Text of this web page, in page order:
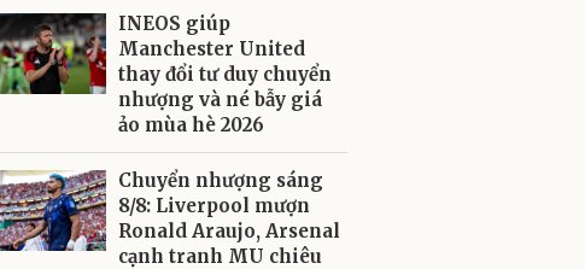
INEOS giúp
Manchester United
thay đổi tư duy chuyển
nhượng và né bẫy giá
ảo mùa hè 2026
Chuyển nhượng sáng
8/8: Liverpool mượn
Ronald Araujo, Arsenal
cạnh tranh MU chiêu